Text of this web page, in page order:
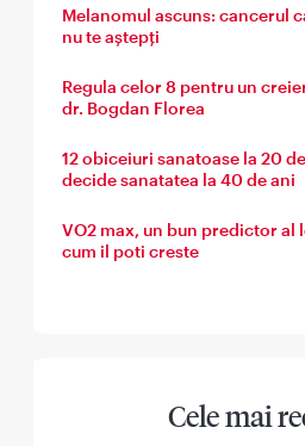
Melanomul ascuns: cancerul
nu te aștepți
Regula celor 8 pentru un
dr. Bogdan Florea
12 obiceiuri sanatoase la 20
decide sanatatea la 40 de ani
VO2 max, un bun predictor al
cum il poti creste
Cele mai